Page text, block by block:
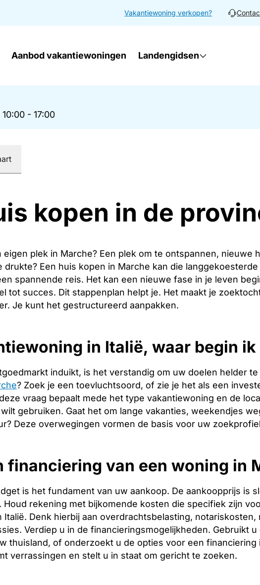
Vakantiewoning verkopen?
Aanbod vakantiewoningen Landengidsen
10:00 - 17:00
kopen in de
eigen plek in Marche? Een plek om te ontspannen, nieuwe
drukte? Een huis kopen in Marche kan die
spannende reis. Het kan een nieuwe fase in je leven
tot succes. Dit stappenplan helpt je. Het maakt je
Je kunt het gestructureerd aanpakken.
in Italië, waar begin ik
induikt, is het verstandig om uw doelen helder
? Zoek je een toevluchtsoord, of zie je het als een
vraag bepaalt mede het type vakantiewoning en de
gebruiken. Gaat het om lange vakanties, weekendjes
Deze overwegingen vormen de basis voor uw
financiering van een woning in
is het fundament van uw aankoop. De aankoopprijs is
Houd rekening met bijkomende kosten die specifiek zijn
Italië. Denk hierbij aan overdrachtsbelasting,
Verdiep u in de financieringsmogelijkheden. Gebruikt
thuisland, of onderzoekt u de opties voor een financiering
verrassingen en stelt u in staat om gericht te zoeken.